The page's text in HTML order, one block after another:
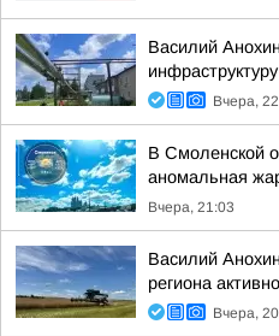
Василий
Вчера,
В Смоленской
аномальная
Вчера, 21:03
Василий
региона
Вчера,